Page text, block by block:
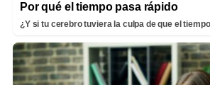
Por qué el tiempo pasa rápido
¿Y si tu cerebro tuviera la culpa de que el